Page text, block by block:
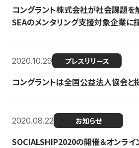
コングラント株式会社が社会課題を
SEAのメンタリング支援対象企業に
2020.10.29 プレスリリース
コングラントは全国公益法人協会と
2020.08.22 お知らせ
SOCIALSHIP2020の開催＆オンラ